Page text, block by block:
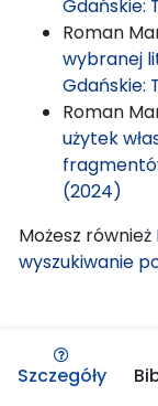
Gdańskie:
Roman
wybranej
Gdańskie:
Roman
użytek
(2024)
Możesz również
wyszukiwanie
Szczegóły